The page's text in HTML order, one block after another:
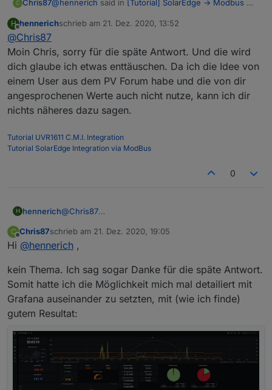
C Chris87@hennerich said in [Tutorial] SolarEdge -> Modbus ->
Quelle aus der InfluxDB sind
PVErzeugteEnergieAktuell
Blockly Script:
@ hennerich Coole Arbeit sieht echt gut aus!!!
Ich würde nur gerne wissen was du mit den Werten
machst?:
Spoiler
Finde irgendwie nichts wo diese beschrieben werden.
Du hast auch unter Punkt 2 und Punkt 7 den gleichen
H
Offline
hennerichschrieb am 21. Dez. 2020, 13:52
zuletzt editiert von
@Chris87
Moin Chris, sorry für die späte Antwort. Und die wird
dich glaube ich etwas enttäuschen. Da ich die Idee von
einem User aus dem PV Forum habe und die von dir
angesprochenen Werte auch nicht nutze, kann ich dir
nichts näheres dazu sagen.
Tutorial UVR1611 C.M.I. Integration
Tutorial SolarEdge Integration via ModBus
0
H hennerich@Chris87
wird dich glaube ich etwas enttäuschen. Da ich die
Idee von einem User aus dem PV Forum habe und
nutze, kann ich dir nichts näheres dazu sagen.
C
Offline
Chris87schrieb am 21. Dez. 2020, 19:05
zuletzt editiert von
Hi @hennerich ,
kein Thema. Ich sag sogar Danke für die späte Antwort.
Somit hatte ich die Möglichkeit mich mal detailiert mit
Grafana auseinander zu setzten, mit (wie ich finde)
gutem Resultat: